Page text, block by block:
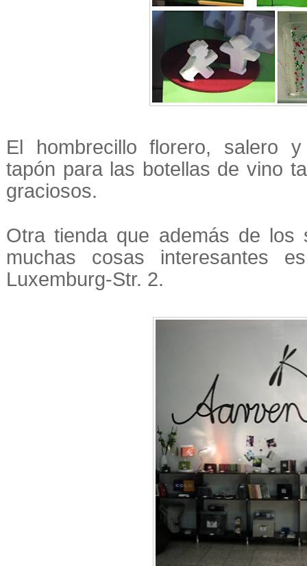
El hombrecillo florero, salero
tapón para las botellas de vino
graciosos.
Otra tienda que además de los
muchas cosas interesantes
Luxemburg-Str. 2.